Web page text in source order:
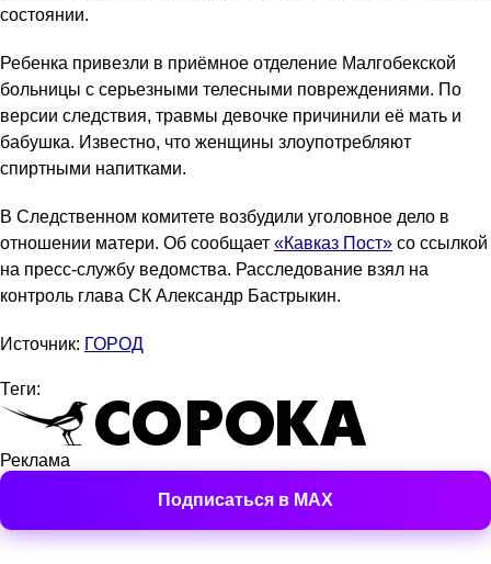
состоянии.
Ребенка привезли в приёмное отделение Малгобекской
больницы с серьезными телесными повреждениями. По
версии следствия, травмы девочке причинили её мать и
бабушка. Известно, что женщины злоупотребляют
спиртными напитками.
В Следственном комитете возбудили уголовное дело в
отношении матери. Об сообщает «Кавказ Пост» со ссылкой
на пресс-службу ведомства. Расследование взял на
контроль глава СК Александр Бастрыкин.
Источник: ГОРОД
Теги:
Реклама
Подписаться в MAX